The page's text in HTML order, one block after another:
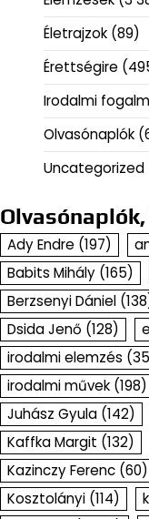
Életrajzok (89)
Érettségire
Irodalmi
Olvasónaplók
Uncategorized
Ady Endre (197)
Babits Mihály (165)
Berzsenyi Dániel
Dsida Jenő (128)
irodalmi elemzés
irodalmi művek (198)
Juhász Gyula (142)
Kaffka Margit (132)
Kazinczy Ferenc (60)
Kosztolányi (114)